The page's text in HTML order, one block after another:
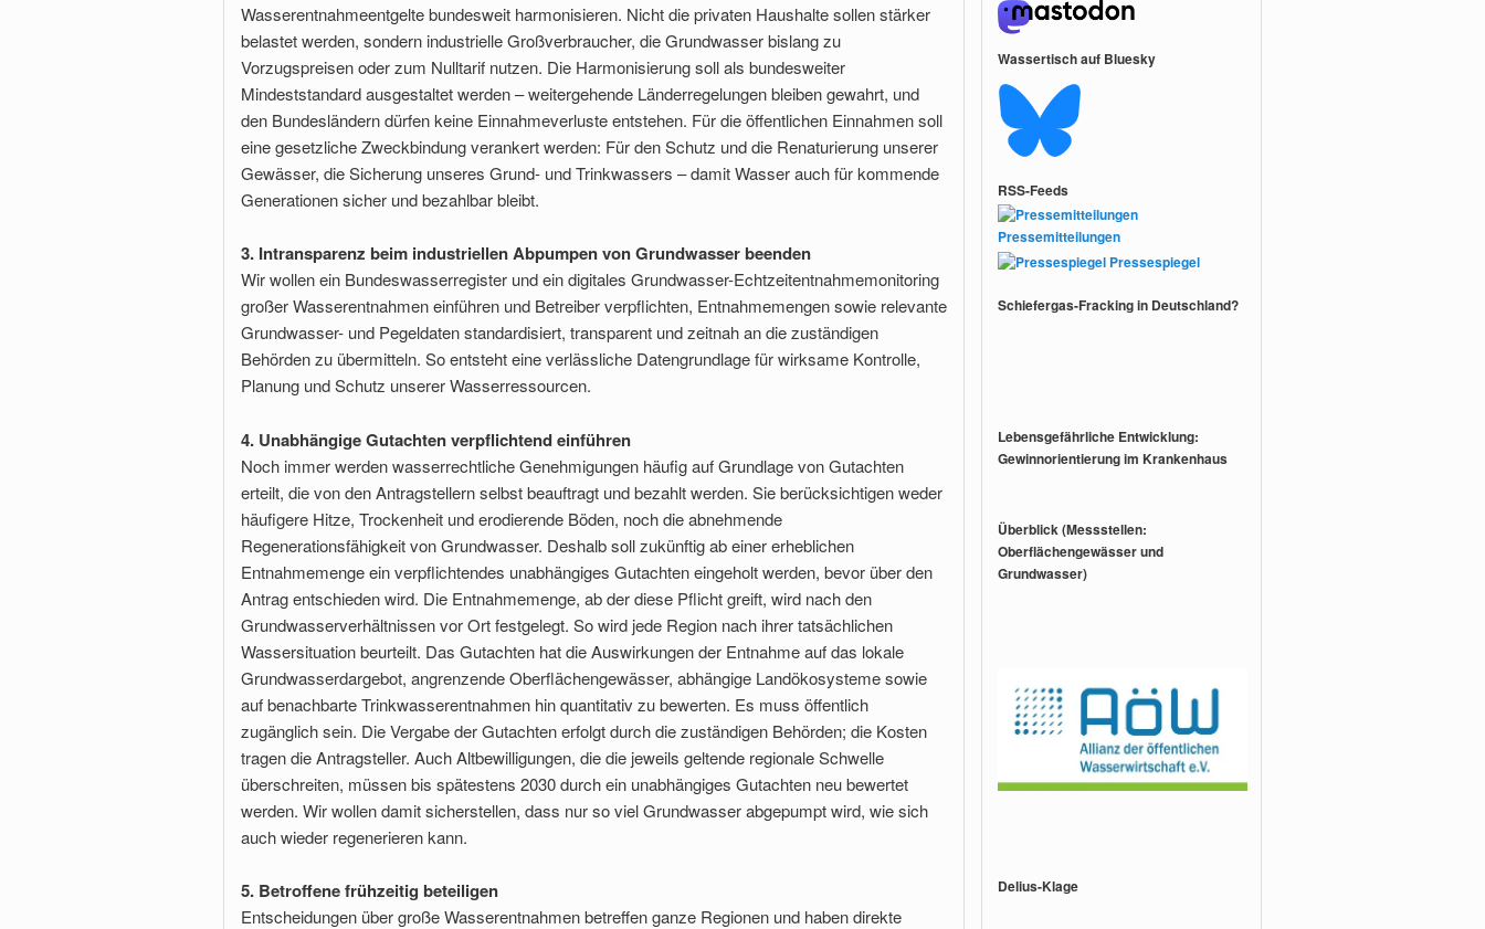
Wasserentnahmeentgelte bundesweit harmonisieren. Nicht die privaten Haushalte sollen stärker
belastet werden, sondern industrielle Großverbraucher, die Grundwasser bislang zu
Vorzugspreisen oder zum Nulltarif nutzen. Die Harmonisierung soll als bundesweiter
Mindeststandard ausgestaltet werden – weitergehende Länderregelungen bleiben gewahrt, und
den Bundesländern dürfen keine Einnahmeverluste entstehen. Für die öffentlichen Einnahmen soll
eine gesetzliche Zweckbindung verankert werden: Für den Schutz und die Renaturierung unserer
Gewässer, die Sicherung unseres Grund- und Trinkwassers – damit Wasser auch für kommende
Generationen sicher und bezahlbar bleibt.
3. Intransparenz beim industriellen Abpumpen von Grundwasser beenden
Wir wollen ein Bundeswasserregister und ein digitales Grundwasser-Echtzeitentnahmemonitoring
großer Wasserentnahmen einführen und Betreiber verpflichten, Entnahmemengen sowie relevante
Grundwasser- und Pegeldaten standardisiert, transparent und zeitnah an die zuständigen
Behörden zu übermitteln. So entsteht eine verlässliche Datengrundlage für wirksame Kontrolle,
Planung und Schutz unserer Wasserressourcen.
4. Unabhängige Gutachten verpflichtend einführen
Noch immer werden wasserrechtliche Genehmigungen häufig auf Grundlage von Gutachten
erteilt, die von den Antragstellern selbst beauftragt und bezahlt werden. Sie berücksichtigen weder
häufigere Hitze, Trockenheit und erodierende Böden, noch die abnehmende
Regenerationsfähigkeit von Grundwasser. Deshalb soll zukünftig ab einer erheblichen
Entnahmemenge ein verpflichtendes unabhängiges Gutachten eingeholt werden, bevor über den
Antrag entschieden wird. Die Entnahmemenge, ab der diese Pflicht greift, wird nach den
Grundwasserverhältnissen vor Ort festgelegt. So wird jede Region nach ihrer tatsächlichen
Wassersituation beurteilt. Das Gutachten hat die Auswirkungen der Entnahme auf das lokale
Grundwasserdargebot, angrenzende Oberflächengewässer, abhängige Landökosysteme sowie
auf benachbarte Trinkwasserentnahmen hin quantitativ zu bewerten. Es muss öffentlich
zugänglich sein. Die Vergabe der Gutachten erfolgt durch die zuständigen Behörden; die Kosten
tragen die Antragsteller. Auch Altbewilligungen, die die jeweils geltende regionale Schwelle
überschreiten, müssen bis spätestens 2030 durch ein unabhängiges Gutachten neu bewertet
werden. Wir wollen damit sicherstellen, dass nur so viel Grundwasser abgepumpt wird, wie sich
auch wieder regenerieren kann.
5. Betroffene frühzeitig beteiligen
Entscheidungen über große Wasserentnahmen betreffen ganze Regionen und haben direkte
Wassertisch auf Bluesky
RSS-Feeds
Pressemitteilungen
Pressespiegel
Schiefergas-Fracking in Deutschland?
Lebensgefährliche Entwicklung:
Gewinnorientierung im Krankenhaus
Überblick (Messstellen:
Oberflächengewässer und
Grundwasser)
Delius-Klage